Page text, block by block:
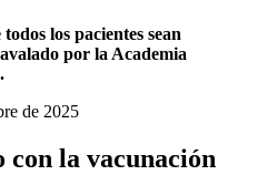
los pacientes sean
por la Academia
de 2025
con la vacunación